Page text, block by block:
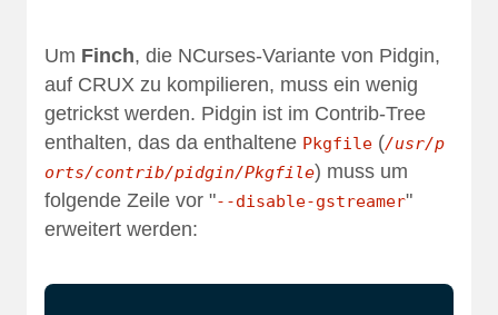
Um Finch, die NCurses-Variante von Pidgin,
auf CRUX zu kompilieren, muss ein wenig
getrickst werden. Pidgin ist im Contrib-Tree
enthalten, das da enthaltene Pkgfile (/usr/p
orts/contrib/pidgin/Pkgfile) muss um
folgende Zeile vor "--disable-gstreamer"
erweitert werden: